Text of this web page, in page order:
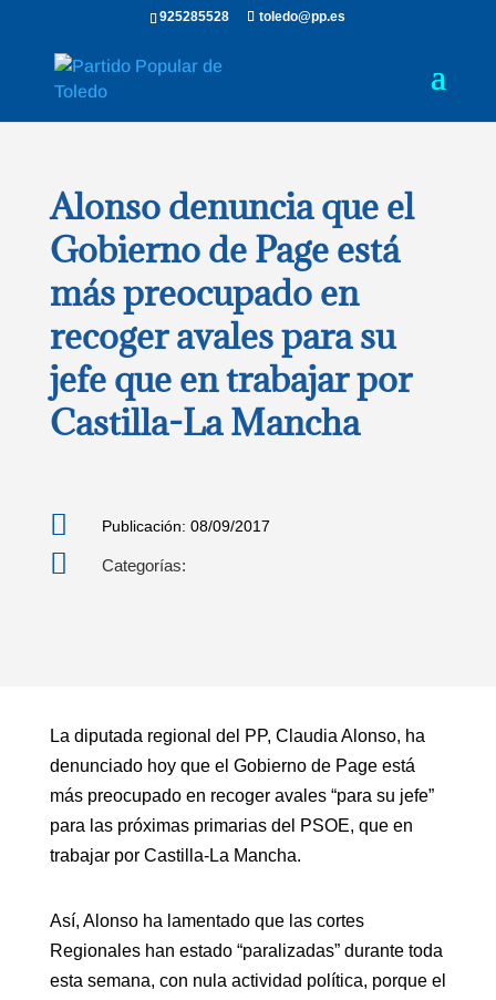
925285528 toledo@pp.es
Alonso denuncia que el
Gobierno de Page está
más preocupado en
recoger avales para su
jefe que en trabajar por
Castilla-La Mancha
 Publicación: 08/09/2017
 Categorías:
La diputada regional del PP, Claudia Alonso, ha
denunciado hoy que el Gobierno de Page está
más preocupado en recoger avales “para su jefe”
para las próximas primarias del PSOE, que en
trabajar por Castilla-La Mancha.
Así, Alonso ha lamentado que las cortes
Regionales han estado “paralizadas” durante toda
esta semana, con nula actividad política, porque el